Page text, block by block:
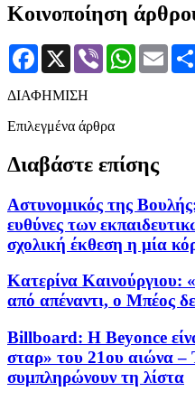
Κοινοποίηση
Facebook
X Viber WhatsApp
ΔΙΑΦΗΜΙΣΗ
Επιλεγμένα άρθρα
Διαβάστε επίσης
Αστυνομικός της
ευθύνες των
σχολική έκθεση η μία
Κατερίνα Καινούργιου:
από απέναντι, ο Μπέος
Billboard: Η Beyonce
σταρ» του 21ου αιώνα –
συμπληρώνουν τη λίστα